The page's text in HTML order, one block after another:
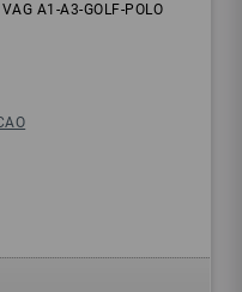
A1-A3-GOLF-POLO